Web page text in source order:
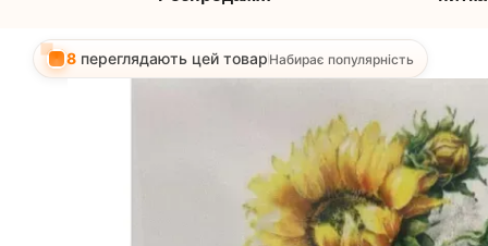
8 переглядають цей товарНабирає популярність